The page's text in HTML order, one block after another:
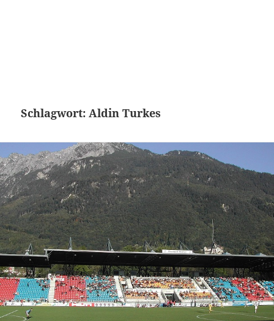
Schlagwort:Aldin Turkes